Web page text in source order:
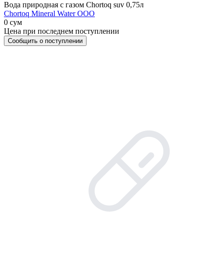
Вода природная с газом Chortoq suv 0,75л
Chortoq Mineral Water ООО
0 сум
Цена при последнем поступлении
Сообщить о поступлении